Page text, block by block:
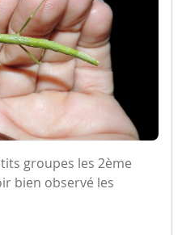
groupes les 2ème
bien observé les